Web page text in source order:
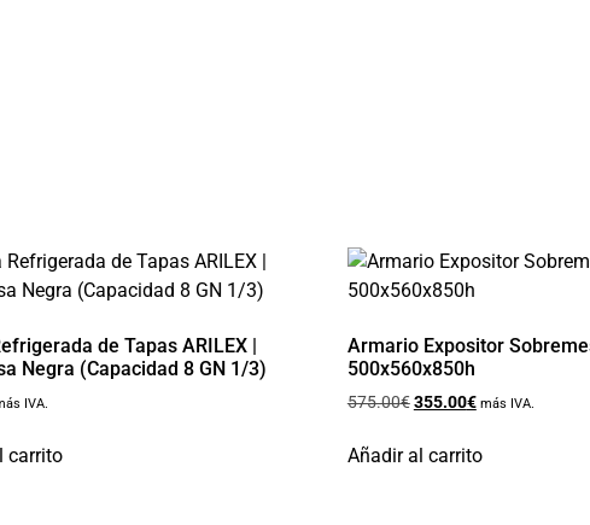
de Tapas ARILEX |
Negra (Capacidad 8 GN 1/3)
IVA.
carrito
Armario Expositor
500x560x850h
575.00€355.00€ más IVA.
Añadir al carrito